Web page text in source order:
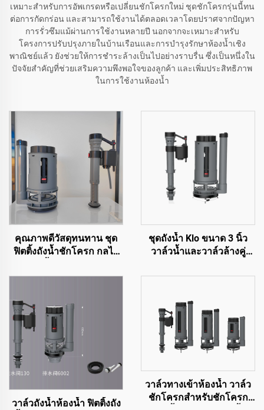
เหมาะสำหรับการอัพเกรดหรือเปลี่ยนชักโครกใหม่ ชุดชักโครกรุ่นนี้ทน
ต่อการกัดกร่อน และสามารถใช้งานได้ตลอดเวลาโดยปราศจากปัญหา
การรั่วซึมแม้ผ่านการใช้งานหลายปี นอกจากจะเหมาะสำหรับ
โครงการปรับปรุงภายในบ้านเรือนและการบำรุงรักษาห้องน้ำเชิง
พาณิชย์แล้ว ยังช่วยให้การชำระล้างเป็นไปอย่างราบรื่น ซึ่งเป็นหนึ่งใน
ปัจจัยสำคัญที่ช่วยเสริมความพึงพอใจของลูกค้า และเพิ่มประสิทธิภาพ
ในการใช้งานห้องน้ำ
คุณภาพดีวัสดุทนทาน ชุด
ฟิตติ้งถังน้ำชักโครก กลไก
WC
ชุดถังน้ำ Klo ขนาด 3 นิ้ว
วาล์วน้ำและวาล์วล้างคู่
ด้วยราคาคุณภาพสูงแต่
วาล์วถังน้ำห้องน้ำ ฟิตติ้งถัง
วาล์วทางเข้าห้องน้ำ วาล์ว
ชักโครกสำหรับชักโครก